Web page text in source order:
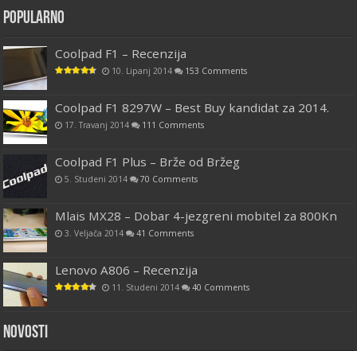
Popularno
Coolpad F1 – Recenzija
10. Lipanj 2014 153 Comments
Coolpad F1 8297W – Best Buy kandidat za 2014.
17. Travanj 2014 111 Comments
Coolpad F1 Plus – Brže od Bržeg
5. Studeni 2014 70 Comments
Mlais MX28 – Dobar 4-jezgreni mobitel za 800Kn
3. Veljača 2014 41 Comments
Lenovo A806 – Recenzija
11. Studeni 2014 40 Comments
Novosti